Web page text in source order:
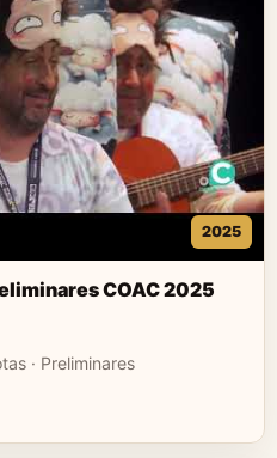
2025
COAC 2025
· Preliminares